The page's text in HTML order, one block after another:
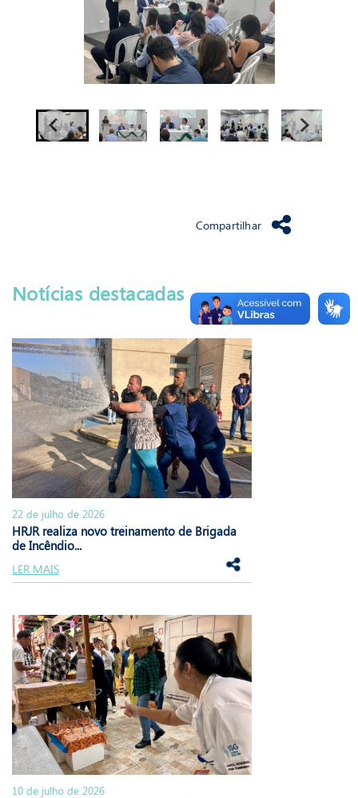
Compartilhar
Notícias destacadas
22 de julho de 2026
HRJR realiza novo treinamento de Brigada
de Incêndio...
LER MAIS
10 de julho de 2026